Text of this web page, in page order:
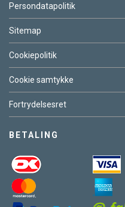
Persondatapolitik
Sitemap
Cookiepolitik
Cookie samtykke
Fortrydelsesret
BETALING